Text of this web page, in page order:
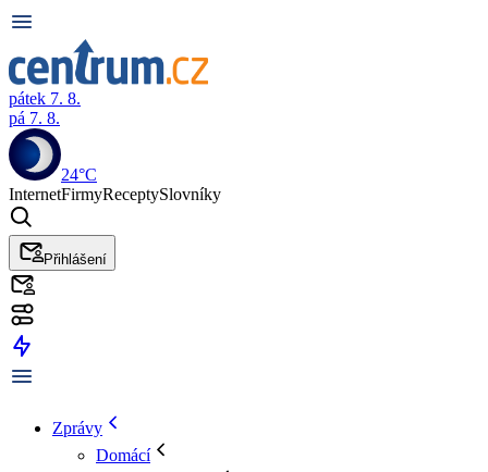
pátek 7. 8.
pá 7. 8.
24°C
InternetFirmyReceptySlovníky
Přihlášení
Zprávy
Domácí